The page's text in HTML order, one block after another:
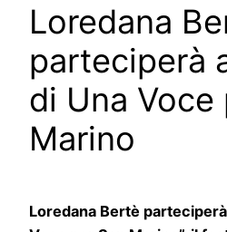
Loredana
parteciperà
di Una Voce
Marino
Loredana Bertè